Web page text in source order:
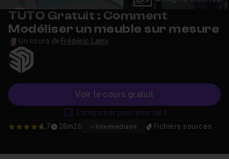
TUTO Gratuit : Comment
Modéliser un meuble sur mesure
Un cours de Frédéric Lamy
Voir le cours gratuit
4.6944444444444
4,7 28m26 Intermédiaire Fichiers sources
Enregistrer pour plus tard